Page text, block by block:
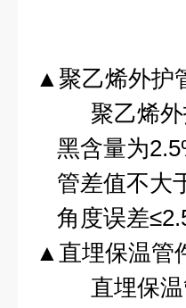
▲聚乙烯外护
聚乙烯
黑含量为
管差值不大
角度误差≤
▲直埋保温管
直埋保